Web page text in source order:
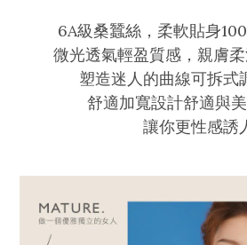
6A級桑蠶絲，柔軟貼身
微光透氣輕盈質感，親膚
塑造迷人的曲線可拆式
舒適加寬設計舒適與
讓你更性感誘